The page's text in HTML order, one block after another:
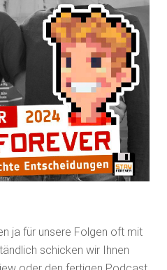
ja für unsere Folgen oft mit
schicken wir Ihnen